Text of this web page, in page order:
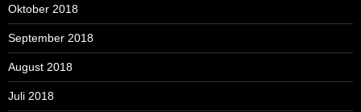
Oktober 2018
September 2018
August 2018
Juli 2018